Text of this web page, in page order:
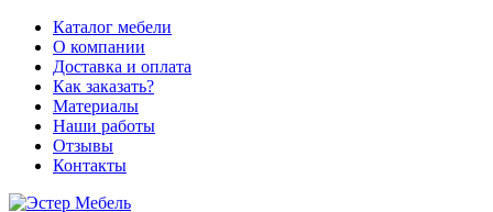
Каталог мебели
О компании
Доставка и оплата
Как заказать?
Материалы
Наши работы
Отзывы
Контакты